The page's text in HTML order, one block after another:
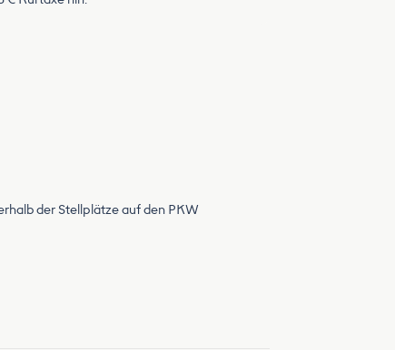
der Stellplätze auf den PKW